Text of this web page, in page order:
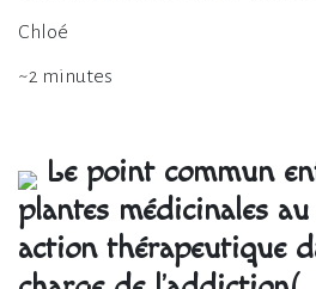
Chloé
~2 minutes
Le point commun
plantes médicinales au
action thérapeutique